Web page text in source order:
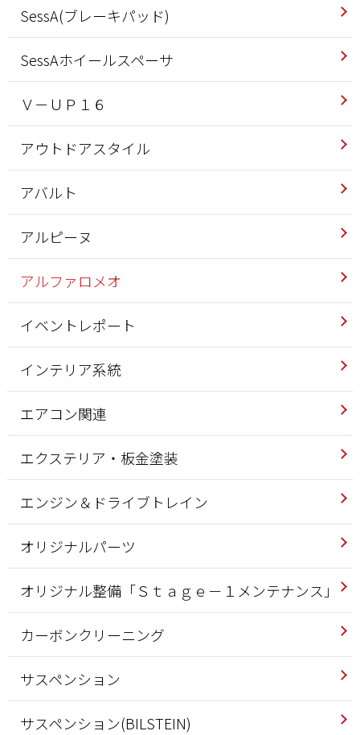
SessA(ブレーキパッド)
SessAホイールスペーサ
Ｖ－ＵＰ１６
アウトドアスタイル
アバルト
アルピーヌ
アルファロメオ
イベントレポート
インテリア系統
エアコン関連
エクステリア・板金塗装
エンジン＆ドライブトレイン
オリジナルパーツ
オリジナル整備「Ｓｔａｇｅ－１メンテナンス」
カーボンクリーニング
サスペンション
サスペンション(BILSTEIN)